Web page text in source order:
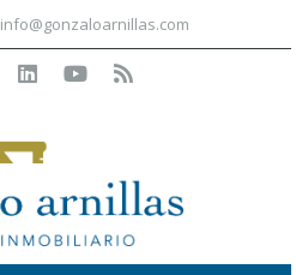
info@gonzaloarnillas.com